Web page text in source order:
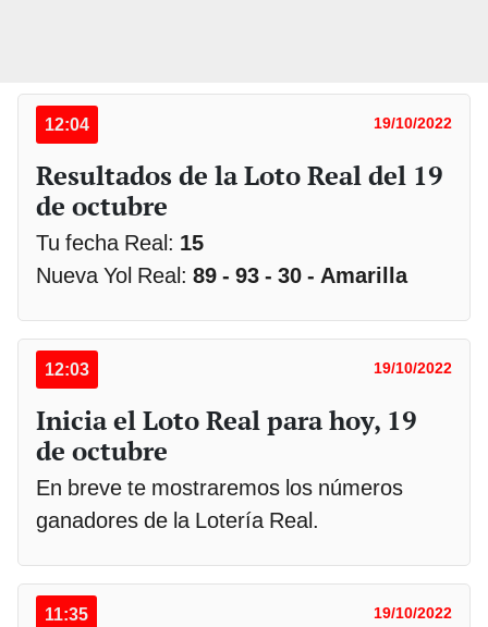
12:04 19/10/2022
Resultados de la Loto Real del 19
de octubre
Tu fecha Real: 15
Nueva Yol Real: 89 - 93 - 30 - Amarilla
12:03 19/10/2022
Inicia el Loto Real para hoy, 19
de octubre
En breve te mostraremos los números
ganadores de la Lotería Real.
11:35 19/10/2022